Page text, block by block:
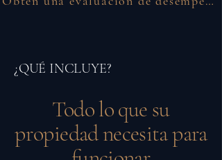
¿QUÉ INCLUYE?
Todo lo que su
propiedad necesita para